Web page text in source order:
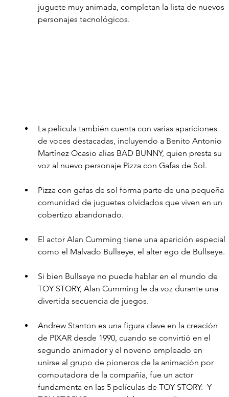
juguete muy animada, completan la lista de nuevos
personajes tecnológicos.
La película también cuenta con varias apariciones
de voces destacadas, incluyendo a Benito Antonio
Martínez Ocasio alias BAD BUNNY, quien presta su
voz al nuevo personaje Pizza con Gafas de Sol.
Pizza con gafas de sol forma parte de una pequeña
comunidad de juguetes olvidados que viven en un
cobertizo abandonado.
El actor Alan Cumming tiene una aparición especial
como el Malvado Bullseye, el alter ego de Bullseye.
Si bien Bullseye no puede hablar en el mundo de
TOY STORY, Alan Cumming le da voz durante una
divertida secuencia de juegos.
Andrew Stanton es una figura clave en la creación
de PIXAR desde 1990, cuando se convirtió en el
segundo animador y el noveno empleado en
unirse al grupo de pioneros de la animación por
computadora de la compañía, fue un actor
fundamenta en las 5 películas de TOY STORY.  Y